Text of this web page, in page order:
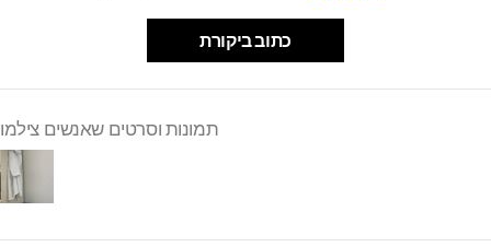
כתוב ביקורת
תמונות וסרטים שאנשים צילמו